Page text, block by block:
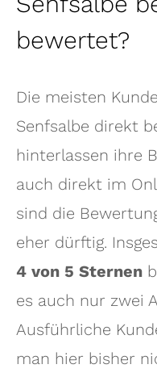
bewertet?
Die meisten
Senfsalbe direkt
hinterlassen ihre
auch direkt im
sind die
eher dürftig.
4 von 5 Sternen
es auch nur zwei
Ausführliche
man hier bisher